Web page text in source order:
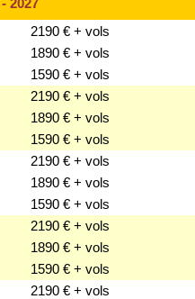
2027
2190 € + vols
1890 € + vols
1590 € + vols
2190 € + vols
1890 € + vols
1590 € + vols
2190 € + vols
1890 € + vols
1590 € + vols
2190 € + vols
1890 € + vols
1590 € + vols
2190 € + vols